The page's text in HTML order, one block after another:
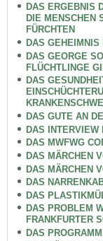
DAS ERGEBNIS
DIE MENSCHEN
FÜRCHTEN
DAS
DAS GEORGE
FLÜCHTLINGE
DAS
DAS GUTE AN
DAS INTERVIEW
DAS MWFWG
DAS MÄRCHEN
DAS MÄRCHEN
DAS
DAS
DAS PROBLEM
FRANKFURTER
DAS